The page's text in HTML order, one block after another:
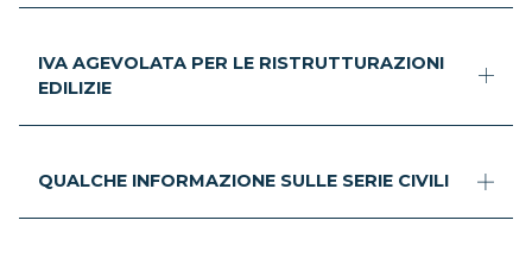
IVA AGEVOLATA PER LE RISTRUTTURAZIONI
EDILIZIE
QUALCHE INFORMAZIONE SULLE SERIE CIVILI